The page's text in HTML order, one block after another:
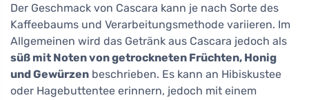
Der Geschmack von Cascara kann je nach Sorte des
Kaffeebaums und Verarbeitungsmethode variieren. Im
Allgemeinen wird das Getränk aus Cascara jedoch als
süß mit Noten von getrockneten Früchten, Honig
und Gewürzen beschrieben. Es kann an Hibiskustee
oder Hagebuttentee erinnern, jedoch mit einem